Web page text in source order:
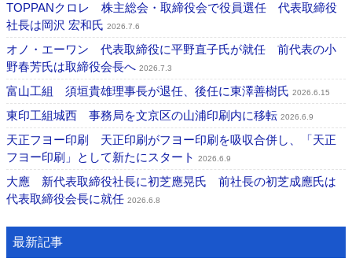
TOPPANクロレ 株主総会・取締役会で役員選任 代表取締役
社長は岡沢 宏和氏 2026.7.6
オノ・エーワン 代表取締役に平野直子氏が就任 前代表の小
野春芳氏は取締役会長へ 2026.7.3
富山工組 須垣貴雄理事長が退任、後任に東澤善樹氏 2026.6.15
東印工組城西 事務局を文京区の山浦印刷内に移転 2026.6.9
天正フヨー印刷 天正印刷がフヨー印刷を吸収合併し、「天正
フヨー印刷」として新たにスタート
2026.6.9
大應 新代表取締役社長に初芝應晃氏 前社長の初芝成應氏は
代表取締役会長に就任 2026.6.8
最新記事